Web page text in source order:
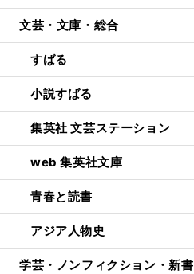
文芸・文庫・総合
すばる
小説すばる
集英社 文芸ステーション
web 集英社文庫
青春と読書
アジア人物史
学芸・ノンフィクション・新書